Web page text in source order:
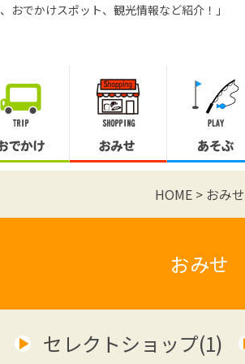
おでかけスポット、観光情報など紹介！」
HOME おみせ
おみせ
セレクトショップ(1)